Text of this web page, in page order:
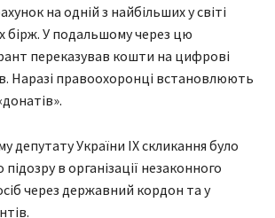
на одній з найбільших у світі
бірж. У подальшому через цю
переказував кошти на цифрові
Наразі правоохоронці встановлюють
депутату України ІХ скликання було
в організації незаконного
через державний кордон та у